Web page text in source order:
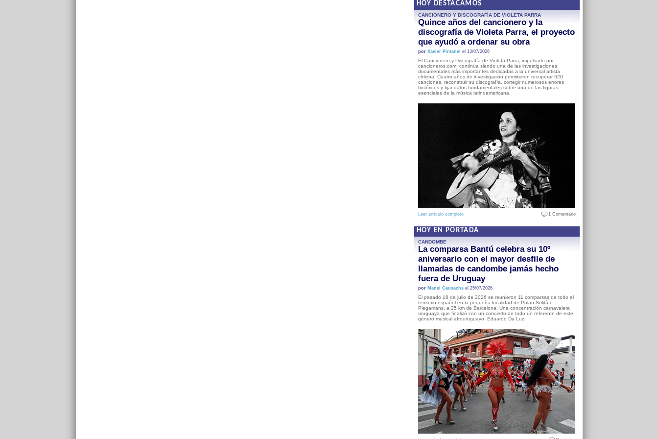
HOY DESTACAMOS
CANCIONERO Y DISCOGRAFÍA DE VIOLETA PARRA
Quince años del cancionero y la
discografía de Violeta Parra, el proyecto
que ayudó a ordenar su obra
por Xavier Pintanel el 13/07/2026
El Cancionero y Discografía de Violeta Parra, impulsado por
cancioneros.com, continúa siendo una de las investigaciones
documentales más importantes dedicadas a la universal artista
chilena. Cuatro años de investigación permitieron recuperar 520
canciones, reconstruir su discografía, corregir numerosos errores
históricos y fijar datos fundamentales sobre una de las figuras
esenciales de la música latinoamericana.
Leer artículo completo 1 Comentario
HOY EN PORTADA
CANDOMBE
La comparsa Bantú celebra su 10º
aniversario con el mayor desfile de
llamadas de candombe jamás hecho
fuera de Uruguay
por Manel Gausachsel 25/07/2026
El pasado 18 de julio de 2026 se reunieron 11 comparsas de todo el
territorio español en la pequeña localidad de Palau-Solità i
Plegamans, a 25 km de Barcelona. Una concentración carnavalera
uruguaya que finalizó con un concierto de todo un referente de este
género musical afrouruguayo, Eduardo Da Luz.